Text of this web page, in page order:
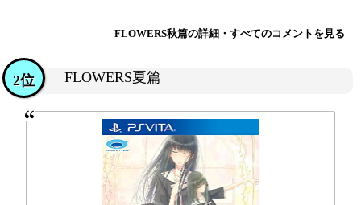
FLOWERS秋篇の詳細・すべてのコメントを見る
FLOWERS夏篇
2位